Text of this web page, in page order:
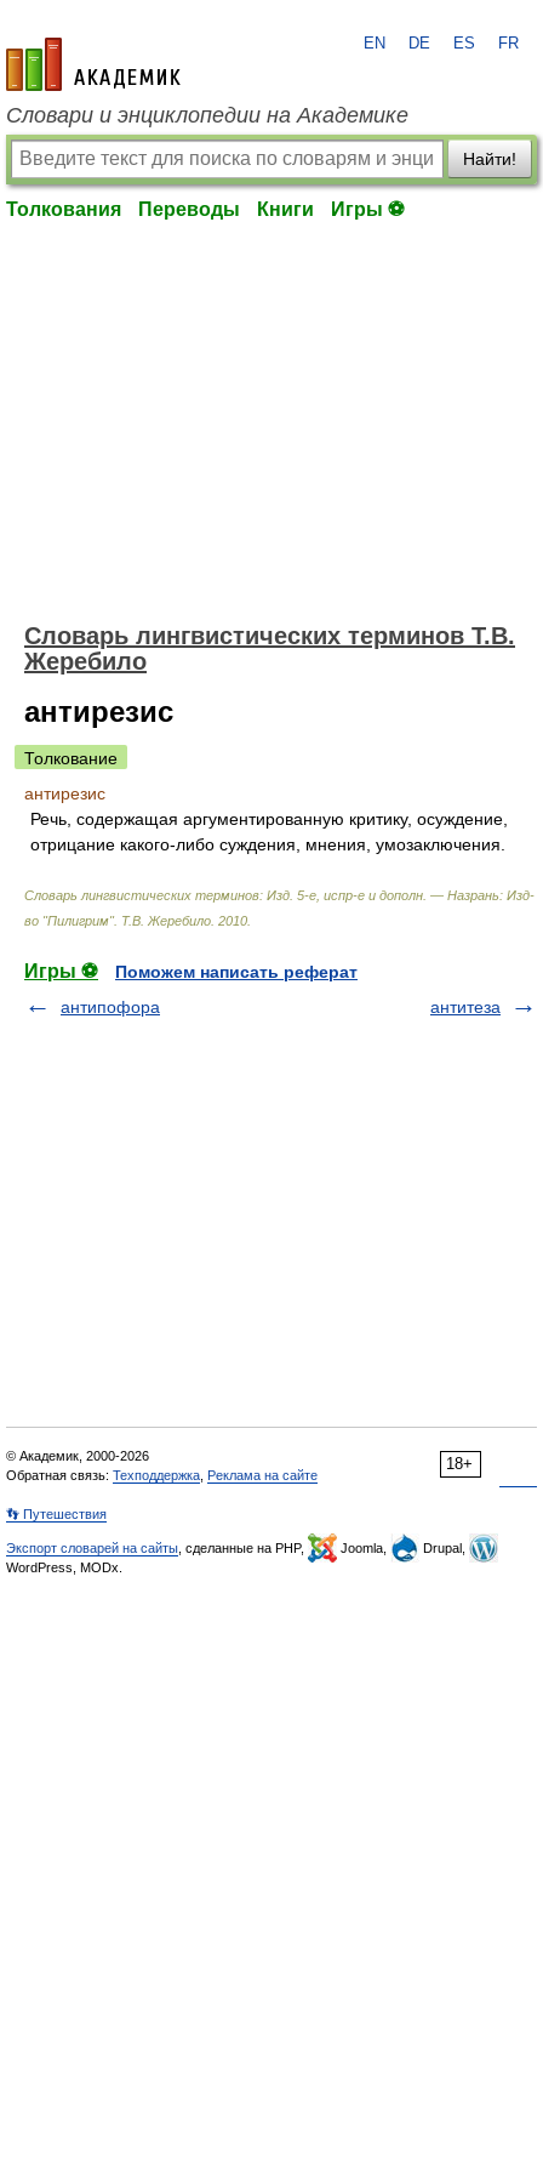
academic.ru
EN DE ES FR
Словари и энциклопедии на Академике
Найти!
Толкования Переводы Книги Игры ⚽
Словарь лингвистических терминов Т.В.
Жеребило
антирезис
Толкование
антирезис
Речь, содержащая аргументированную критику, осуждение,
отрицание какого-либо суждения, мнения, умозаключения.
Словарь лингвистических терминов: Изд. 5-е, испр-е и дополн. — Назрань: Изд-
во "Пилигрим". Т.В. Жеребило 2010
Игры ⚽
Поможем написать реферат
антипофора
антитеза
18+
© Академик, 2000-2026
Обратная связь: Техподдержка Реклама на сайте
👣 Путешествия
Экспорт словарей на сайты , сделанные на PHP, Joomla,
Drupal,
WordPress, MODx.